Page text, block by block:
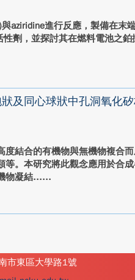
進行反應，製備在末
劑，並探討其在燃料電池之鉑
及同心球狀中孔洞氧化
度結合的有機物與無機物複合
。本研究將此觀念應用於合
物凝結...
市東區大學路1號